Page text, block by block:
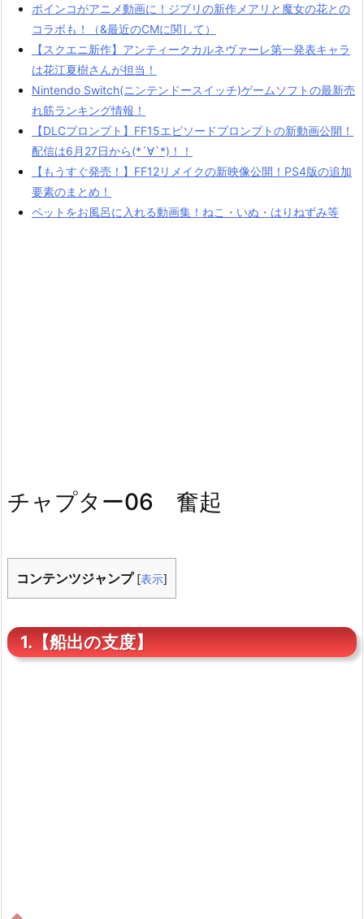
ポインコがアニメ動画に！ジブリの新作メアリと魔女の花との
コラボも！（&最近のCMに関して）
【スクエニ新作】アンティークカルネヴァーレ第一発表キャラ
は花江夏樹さんが担当！
Nintendo Switch(ニンテンドースイッチ)ゲームソフトの最新売
れ筋ランキング情報！
【DLCプロンプト】FF15エピソードプロンプトの新動画公開！
配信は6月27日から(*´∀`*)！！
【もうすぐ発売！】FF12リメイクの新映像公開！PS4版の追加
要素のまとめ！
ペットをお風呂に入れる動画集！ねこ・いぬ・はりねずみ等
チャプター06 奮起
コンテンツジャンプ [表示]
1.【船出の支度】